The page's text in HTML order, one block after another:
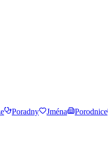
Poradny Jména Porodnice